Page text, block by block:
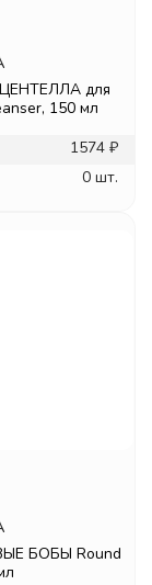
для
150 мл
1574 ₽
0 шт.
БОБЫ Round